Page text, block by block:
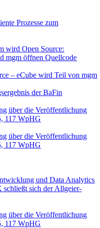
Prozesse zum
wird Open Source:
mgm öffnen Quellcode
– eCube wird Teil von mgm
der BaFin
über die Veröffentlichung
117 WpHG
über die Veröffentlichung
117 WpHG
und Data Analytics
schließt sich der Allgeier-
über die Veröffentlichung
117 WpHG